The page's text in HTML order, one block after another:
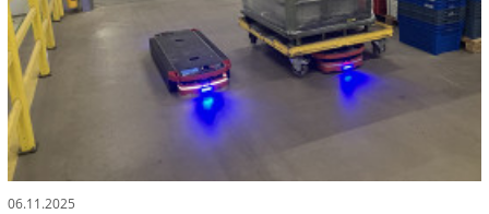
06.11.2025